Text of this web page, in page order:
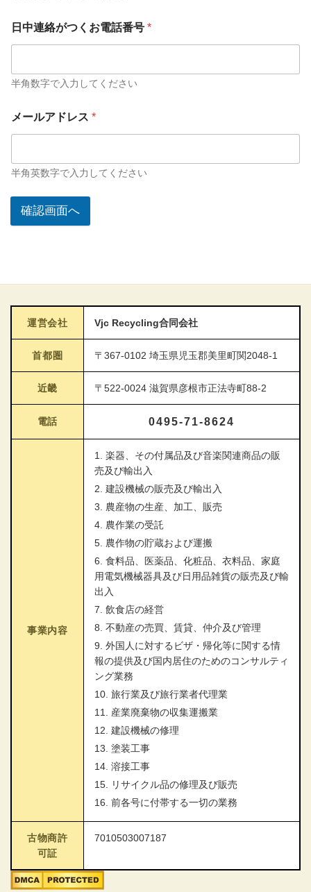
日中連絡がつくお電話番号 *
半角数字で入力してください
メールアドレス *
半角英数字で入力してください
確認画面へ
運営会社 Vjc Recycling合同会社
首都圏 〒367-0102 埼玉県児玉郡美里町関2048-1
近畿 〒522-0024 滋賀県彦根市正法寺町88-2
電話 0495-71-8624
事業内容
1. 楽器、その付属品及び音楽関連商品の販
売及び輸出入
2. 建設機械の販売及び輸出入
3. 農産物の生産、加工、販売
4. 農作業の受託
5. 農作物の貯蔵および運搬
6. 食料品、医薬品、化粧品、衣料品、家庭
用電気機械器具及び日用品雑貨の販売及び輸
出入
7. 飲食店の経営
8. 不動産の売買、賃貸、仲介及び管理
9. 外国人に対するビザ・帰化等に関する情
報の提供及び国内居住のためのコンサルティ
ング業務
10. 旅行業及び旅行業者代理業
11. 産業廃棄物の収集運搬業
12. 建設機械の修理
13. 塗装工事
14. 溶接工事
15. リサイクル品の修理及び販売
16. 前各号に付帯する一切の業務
古物商許
可証
7010503007187